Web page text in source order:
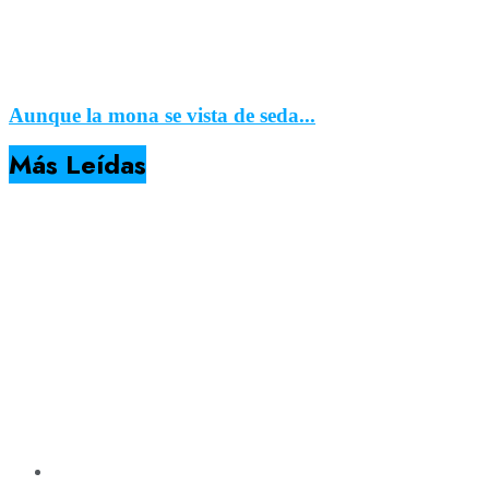
Aunque la mona se vista de seda...
Más Leídas